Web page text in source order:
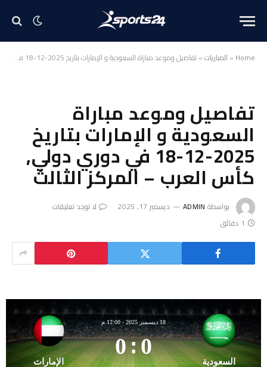
Home
» المباريات»تفاصيل وموعد مباراة السعودية و الإمارات بتاريخ 2025-12-18 في دوري دولي, كأس العرب – المركز الثالث
تفاصيل وموعد مباراة
السعودية و الإمارات بتاريخ
2025-12-18 في دوري دولي,
كأس العرب – المركز الثالث
بواسطة ADMIN ديسمبر 17, 2025
لا توجد تعليقات
1 دقائق
السعودية
18 ديسمبر 2025 - 12:00 م
0
:
0
الإمارات